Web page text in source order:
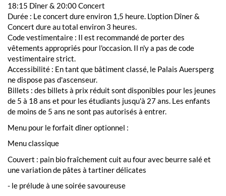
18:15 Dîner & 20:00 Concert
Durée : Le concert dure environ 1,5 heure. L'option Dîner &
Concert dure au total environ 3 heures.
Code vestimentaire : Il est recommandé de porter des
vêtements appropriés pour l'occasion. Il n'y a pas de code
vestimentaire strict.
Accessibilité : En tant que bâtiment classé, le Palais Auersperg
ne dispose pas d'ascenseur.
Billets : des billets à prix réduit sont disponibles pour les jeunes
de 5 à 18 ans et pour les étudiants jusqu'à 27 ans. Les enfants
de moins de 5 ans ne sont pas autorisés à entrer.
Menu pour le forfait dîner optionnel :
Menu classique
Couvert : pain bio fraîchement cuit au four avec beurre salé et
une variation de pâtes à tartiner délicates
- le prélude à une soirée savoureuse